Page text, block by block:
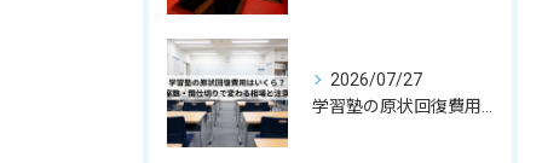
2026/07/27